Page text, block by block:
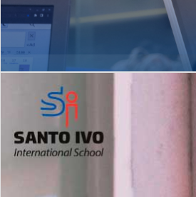
Matrículas Abertas 2026
2º AO 5º ANO